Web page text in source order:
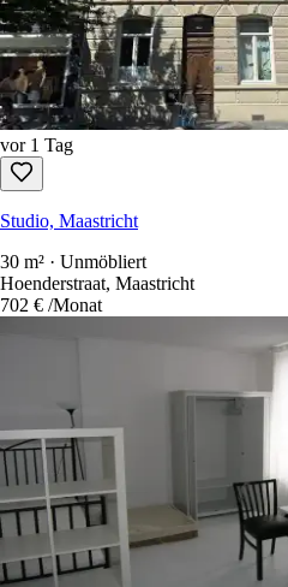
vor 1 Tag
Studio, Maastricht
30 m² · Unmöbliert
Hoenderstraat, Maastricht
702 € /Monat